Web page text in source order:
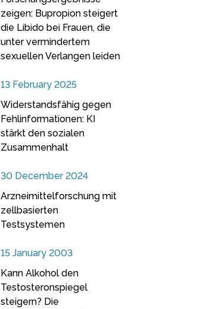
zeigen: Bupropion steigert
die Libido bei Frauen, die
unter vermindertem
sexuellen Verlangen leiden
13 February 2025
Widerstandsfähig gegen
Fehlinformationen: KI
stärkt den sozialen
Zusammenhalt
30 December 2024
Arzneimittelforschung mit
zellbasierten
Testsystemen
15 January 2003
Kann Alkohol den
Testosteronspiegel
steigern? Die